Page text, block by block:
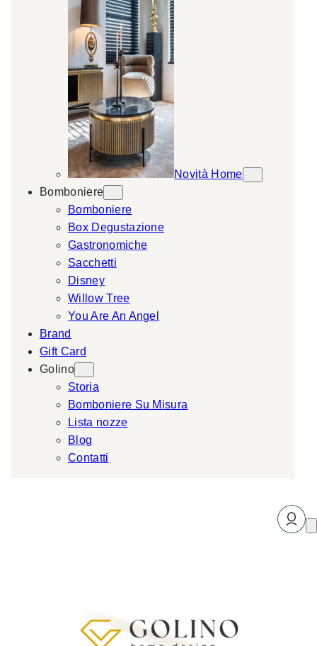
Novità Home
Bomboniere
Bomboniere
Box Degustazione
Gastronomiche
Sacchetti
Disney
Willow Tree
You Are An Angel
Brand
Gift Card
Golino
Storia
Bomboniere Su Misura
Lista nozze
Blog
Contatti